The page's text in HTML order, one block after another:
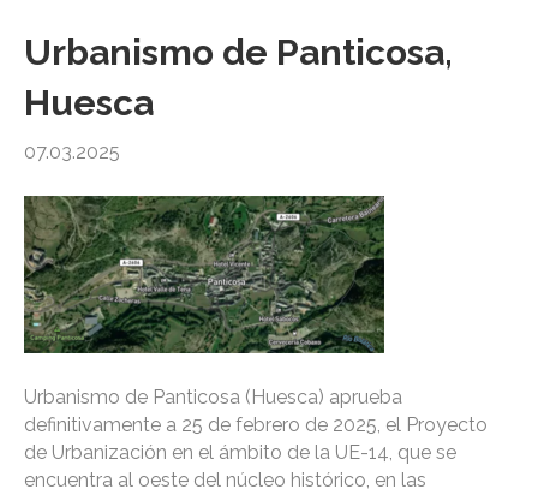
Urbanismo de Panticosa,
Huesca
07.03.2025
Urbanismo de Panticosa (Huesca) aprueba
definitivamente a 25 de febrero de 2025, el Proyecto
de Urbanización en el ámbito de la UE-14, que se
encuentra al oeste del núcleo histórico, en las